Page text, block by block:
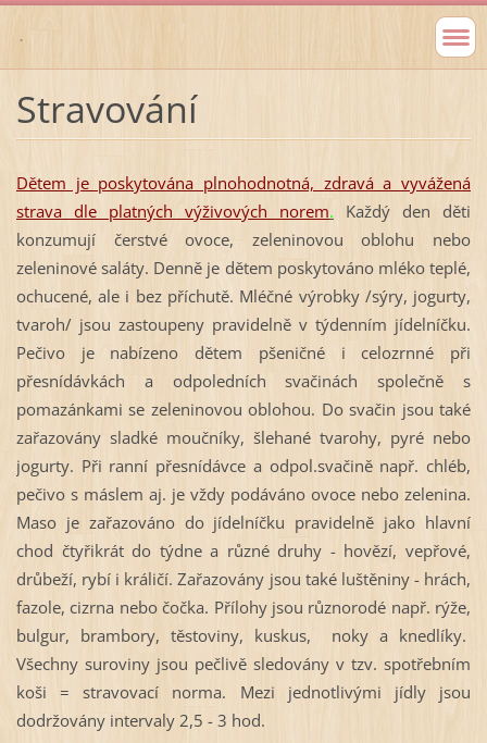
.
Stravování
Dětem je poskytována plnohodnotná, zdravá a vyvážená
strava dle platných výživových norem. Každý den děti
konzumují čerstvé ovoce, zeleninovou oblohu nebo
zeleninové saláty. Denně je dětem poskytováno mléko teplé,
ochucené, ale i bez příchutě. Mléčné výrobky /sýry, jogurty,
tvaroh/ jsou zastoupeny pravidelně v týdenním jídelníčku.
Pečivo je nabízeno dětem pšeničné i celozrnné při
přesnídávkách a odpoledních svačinách společně s
pomazánkami se zeleninovou oblohou. Do svačin jsou také
zařazovány sladké moučníky, šlehané tvarohy, pyré nebo
jogurty. Při ranní přesnídávce a odpol.svačině např. chléb,
pečivo s máslem aj. je vždy podáváno ovoce nebo zelenina.
Maso je zařazováno do jídelníčku pravidelně jako hlavní
chod čtyřikrát do týdne a různé druhy - hovězí, vepřové,
drůbeží, rybí i králičí. Zařazovány jsou také luštěniny - hrách,
fazole, cizrna nebo čočka. Přílohy jsou různorodé např. rýže,
bulgur, brambory, těstoviny, kuskus, noky a knedlíky.
Všechny suroviny jsou pečlivě sledovány v tzv. spotřebním
koši = stravovací norma. Mezi jednotlivými jídly jsou
dodržovány intervaly 2,5 - 3 hod.